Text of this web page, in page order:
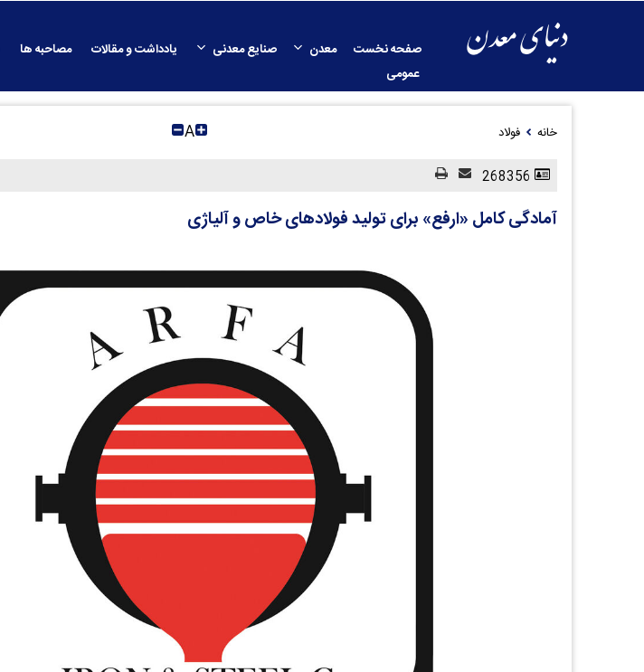
صفحه نخست معدن صنایع معدنی یادداشت و مقالات مصاحبه ها
عمومی
خانه فولاد A
آمادگی کامل «ارفع» برای تولید فولادهای خاص و آلیاژی